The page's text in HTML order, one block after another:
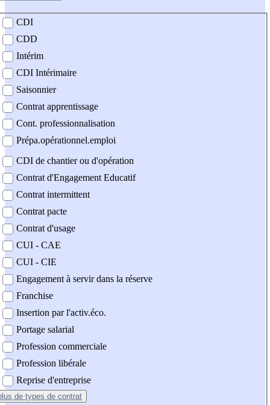
contrat
CDI
CDD
Intérim
CDI Intérimaire
Saisonnier
Contrat apprentissage
Cont. professionnalisation
Prépa.opérationnel.emploi
CDI de chantier ou d'opération
Contrat d'Engagement Educatif
Contrat intermittent
Contrat pacte
Contrat d'usage
CUI - CAE
CUI - CIE
Engagement à servir dans la réserve
Franchise
Insertion par l'activ.éco.
Portage salarial
Profession commerciale
Profession libérale
Reprise d'entreprise
de types de contrat